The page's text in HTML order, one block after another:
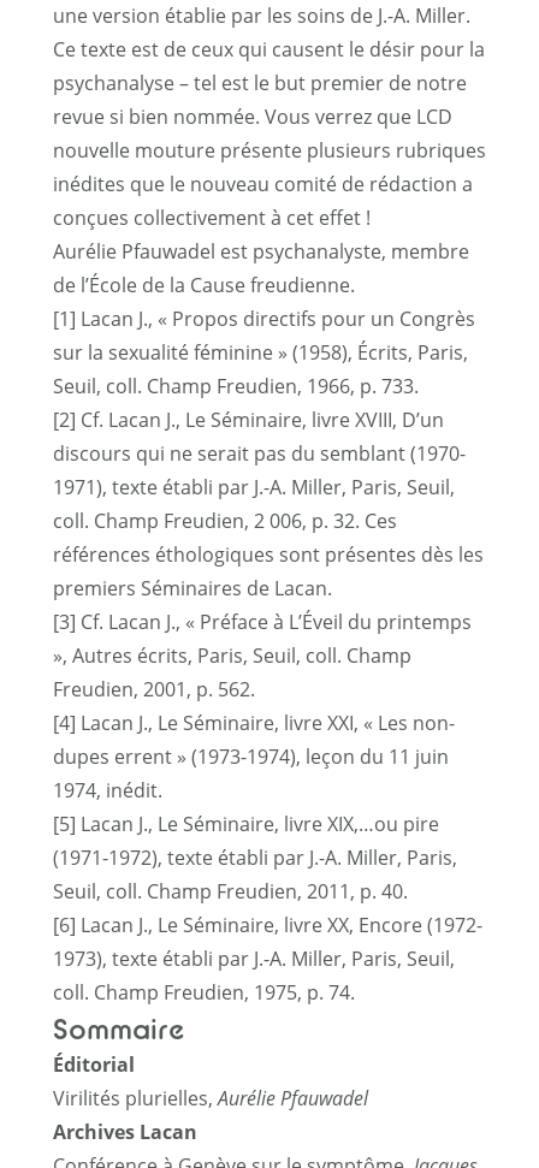
une version établie par les soins de J.-A. Miller.
Ce texte est de ceux qui causent le désir pour la
psychanalyse – tel est le but premier de notre
revue si bien nommée. Vous verrez que LCD
nouvelle mouture présente plusieurs rubriques
inédites que le nouveau comité de rédaction a
conçues collectivement à cet effet !
Aurélie Pfauwadel est psychanalyste, membre
de l’École de la Cause freudienne.
[1] Lacan J., « Propos directifs pour un Congrès
sur la sexualité féminine » (1958), Écrits, Paris,
Seuil, coll. Champ Freudien, 1966, p. 733.
[2] Cf. Lacan J., Le Séminaire, livre XVIII, D’un
discours qui ne serait pas du semblant (1970-
1971), texte établi par J.-A. Miller, Paris, Seuil,
coll. Champ Freudien, 2 006, p. 32. Ces
références éthologiques sont présentes dès les
premiers Séminaires de Lacan.
[3] Cf. Lacan J., « Préface à L’Éveil du printemps
», Autres écrits, Paris, Seuil, coll. Champ
Freudien, 2001, p. 562.
[4] Lacan J., Le Séminaire, livre XXI, « Les non-
dupes errent » (1973-1974), leçon du 11 juin
1974, inédit.
[5] Lacan J., Le Séminaire, livre XIX,…ou pire
(1971-1972), texte établi par J.-A. Miller, Paris,
Seuil, coll. Champ Freudien, 2011, p. 40.
[6] Lacan J., Le Séminaire, livre XX, Encore (1972-
1973), texte établi par J.-A. Miller, Paris, Seuil,
coll. Champ Freudien, 1975, p. 74.
Sommaire
Éditorial
Virilités plurielles,Aurélie Pfauwadel
Archives Lacan